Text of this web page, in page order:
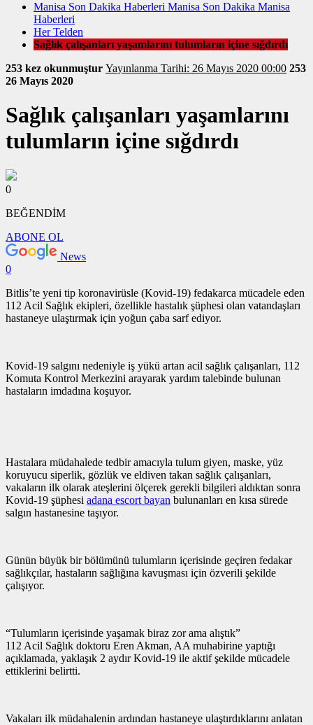
Manisa Son Dakika Haberleri Manisa Son Dakika Manisa
Haberleri
Her Telden
Sağlık çalışanları yaşamlarını tulumların içine sığdırdı
253 kez okunmuştur Yayınlanma Tarihi: 26 Mayıs 2020 00:00 253
26 Mayıs 2020
Sağlık çalışanları yaşamlarını
tulumların içine sığdırdı
0
BEĞENDİM
ABONE OL
News
0
Bitlis’te yeni tip koronavirüsle (Kovid-19) fedakarca mücadele eden
112 Acil Sağlık ekipleri, özellikle hastalık şüphesi olan vatandaşları
hastaneye ulaştırmak için yoğun çaba sarf ediyor.
Kovid-19 salgını nedeniyle iş yükü artan acil sağlık çalışanları, 112
Komuta Kontrol Merkezini arayarak yardım talebinde bulunan
hastaların imdadına koşuyor.
Hastalara müdahalede tedbir amacıyla tulum giyen, maske, yüz
koruyucu siperlik, gözlük ve eldiven takan sağlık çalışanları,
vakaların ilk olarak ateşlerini ölçerek gerekli bilgileri aldıktan sonra
Kovid-19 şüphesi adana escort bayan bulunanları en kısa sürede
salgın hastanesine taşıyor.
Günün büyük bir bölümünü tulumların içerisinde geçiren fedakar
sağlıkçılar, hastaların sağlığına kavuşması için özverili şekilde
çalışıyor.
“Tulumların içerisinde yaşamak biraz zor ama alıştık”
112 Acil Sağlık doktoru Eren Akman, AA muhabirine yaptığı
açıklamada, yaklaşık 2 aydır Kovid-19 ile aktif şekilde mücadele
ettiklerini belirtti.
Vakaları ilk müdahalenin ardından hastaneye ulaştırdıklarını anlatan